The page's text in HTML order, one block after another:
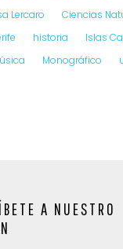
Lercaro
Ciencias
historia
Islas
Monográfico
A NUESTRO